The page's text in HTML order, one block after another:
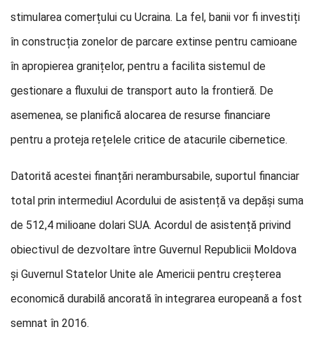
stimularea comerțului cu Ucraina. La fel, banii vor fi investiți
în construcția zonelor de parcare extinse pentru camioane
în apropierea granițelor, pentru a facilita sistemul de
gestionare a fluxului de transport auto la frontieră. De
asemenea, se planifică alocarea de resurse financiare
pentru a proteja rețelele critice de atacurile cibernetice.
Datorită acestei finanțări nerambursabile, suportul financiar
total prin intermediul Acordului de asistență va depăși suma
de 512,4 milioane dolari SUA. Acordul de asistență privind
obiectivul de dezvoltare între Guvernul Republicii Moldova
şi Guvernul Statelor Unite ale Americii pentru creșterea
economică durabilă ancorată în integrarea europeană a fost
semnat în 2016.